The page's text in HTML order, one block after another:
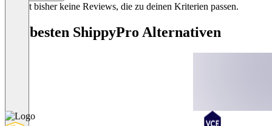
Es gibt bisher keine Reviews, die zu deinen Kriterien passen.
Die besten ShippyPro Alternativen